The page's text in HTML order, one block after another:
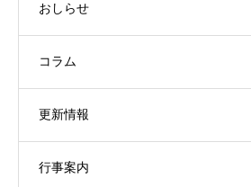
おしらせ
コラム
更新情報
行事案内